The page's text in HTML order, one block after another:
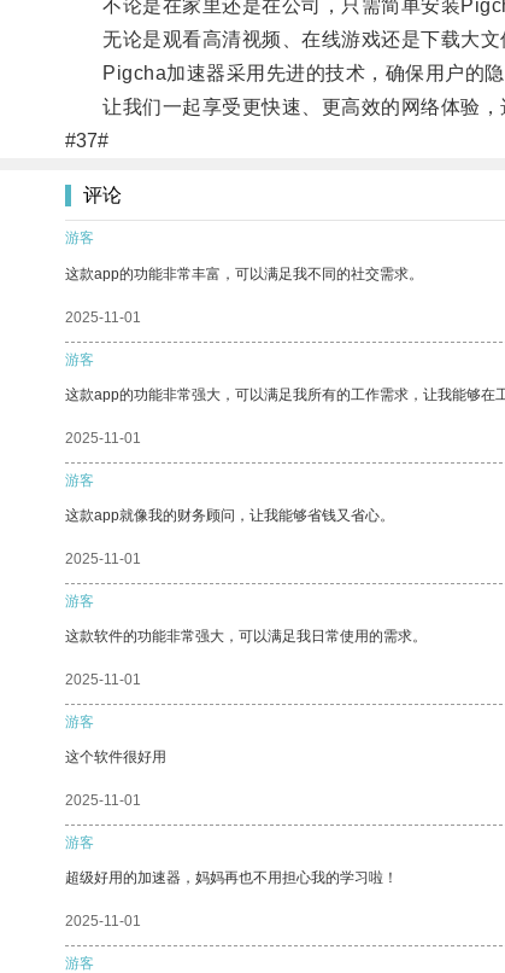
不论是在家里还是在公司，只需简单安装
无论是观看高清视频、在线游戏还是下载大文
Pigcha加速器采用先进的技术，确保用户的隐
让我们一起享受更快速、更高效的网络体验，
#37#
评论
游客
这款app的功能非常丰富，可以满足我不同的社交需求。
2025-11-01
游客
这款app的功能非常强大，可以满足我所有的工作需求，让我能够在
2025-11-01
游客
这款app就像我的财务顾问，让我能够省钱又省心。
2025-11-01
游客
这款软件的功能非常强大，可以满足我日常使用的需求。
2025-11-01
游客
这个软件很好用
2025-11-01
游客
超级好用的加速器，妈妈再也不用担心我的学习啦！
2025-11-01
游客